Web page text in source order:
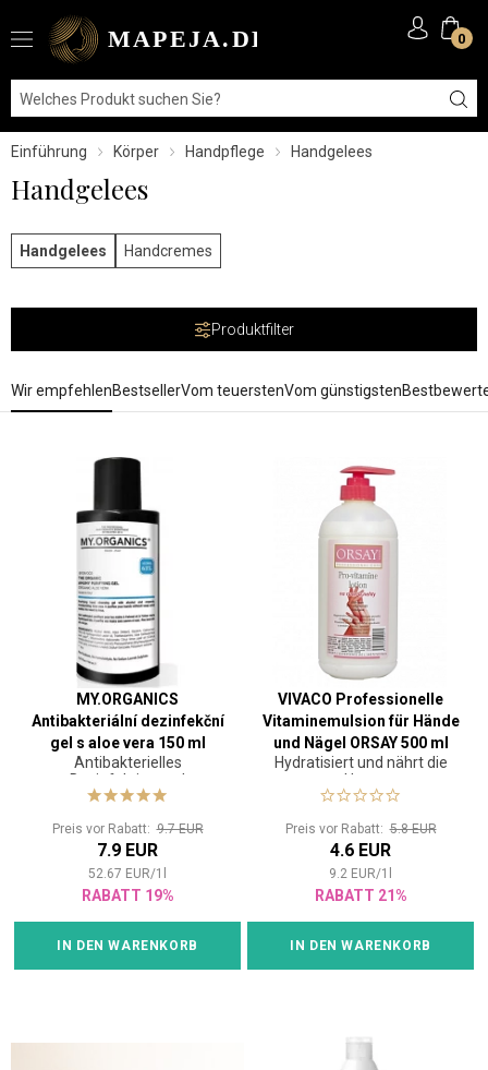
0
Einführung Körper Handpflege Handgelees
Handgelees
Handgelees Handcremes
Produktfilter
Wir empfehlenBestsellerVom teuerstenVom günstigsten
MY.ORGANICS
Antibakteriální dezinfekční
gel s aloe vera 150 ml
Antibakterielles
Desinfektionsgel
Preis vor Rabatt:9.7 EUR
7.9 EUR
52.67 EUR/1
RABATT 19%
IN DEN WARENKORB
VIVACO Professionelle
Vitaminemulsion für Hände
und Nägel ORSAY 500 ml
Hydratisiert und nährt die
Haut
Preis vor Rabatt:5.8 EUR
4.6 EUR
9.2 EUR/1
RABATT 21%
IN DEN WARENKORB